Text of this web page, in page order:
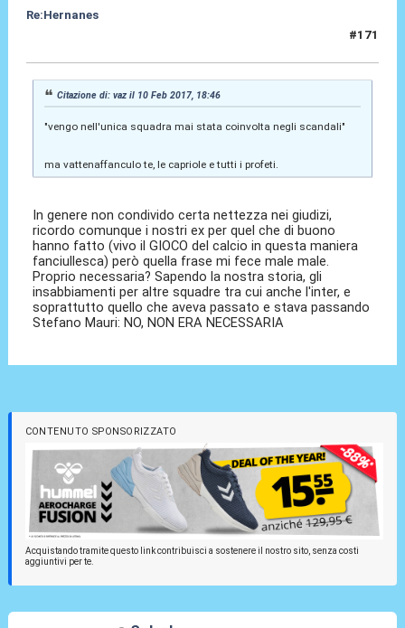
Re:Hernanes
#171
Citazione di: vaz il 10 Feb 2017, 18:46
"vengo nell'unica squadra mai stata coinvolta negli scandali"
ma vattenaffanculo te, le capriole e tutti i profeti.
In genere non condivido certa nettezza nei giudizi,
ricordo comunque i nostri ex per quel che di buono
hanno fatto (vivo il GIOCO del calcio in questa maniera
fanciullesca) però quella frase mi fece male male.
Proprio necessaria? Sapendo la nostra storia, gli
insabbiamenti per altre squadre tra cui anche l'inter, e
soprattutto quello che aveva passato e stava passando
Stefano Mauri: NO, NON ERA NECESSARIA
CONTENUTO SPONSORIZZATO
Acquistando tramite questo link contribuisci a sostenere il nostro sito, senza costi
aggiuntivi per te.